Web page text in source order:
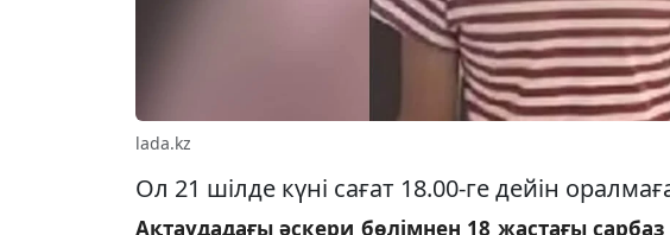
lada.kz
Ол 21 шілде күні сағат 18.00-ге дейін
Ақтаудадағы әскери бөлімнен 18 жастағы